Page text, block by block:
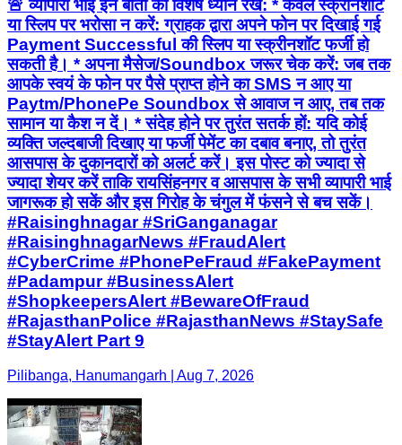
🚨 व्यापारी भाई इन बातों का विशेष ध्यान रखें: * केवल स्क्रीनशॉट
या स्लिप पर भरोसा न करें: ग्राहक द्वारा अपने फोन पर दिखाई गई
Payment Successful की स्लिप या स्क्रीनशॉट फर्जी हो
सकती है। * अपना मैसेज/Soundbox जरूर चेक करें: जब तक
आपके स्वयं के फोन पर पैसे प्राप्त होने का SMS न आए या
Paytm/PhonePe Soundbox से आवाज न आए, तब तक
सामान या कैश न दें। * संदेह होने पर तुरंत सतर्क हों: यदि कोई
व्यक्ति जल्दबाजी दिखाए या फर्जी पेमेंट का दबाव बनाए, तो तुरंत
आसपास के दुकानदारों को अलर्ट करें। इस पोस्ट को ज्यादा से
ज्यादा शेयर करें ताकि रायसिंहनगर व आसपास के सभी व्यापारी भाई
जागरूक हो सकें और इस गिरोह के चंगुल में फंसने से बच सकें।
#Raisinghnagar #SriGanganagar
#RaisinghnagarNews #FraudAlert
#CyberCrime #PhonePeFraud #FakePayment
#Padampur #BusinessAlert
#ShopkeepersAlert #BewareOfFraud
#RajasthanPolice #RajasthanNews #StaySafe
#StayAlert Part 9
Pilibanga, Hanumangarh | Aug 7, 2026